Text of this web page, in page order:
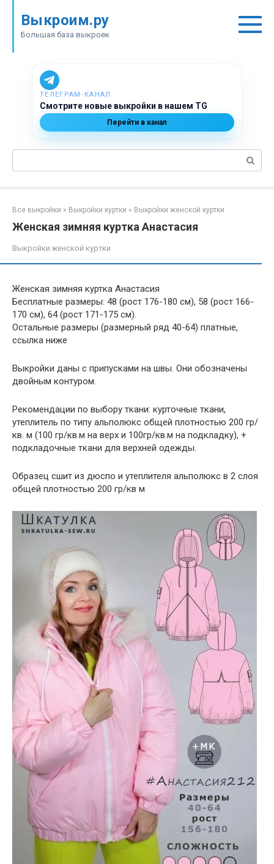
контенту
Выкроим.ру
Большая база выкроек
ТЕЛЕГРАМ‑КАНАЛ
Смотрите новые выкройки в нашем TG
Перейти в канал
Поиск:
Все выкройки » Выкройки куртки » Выкройки женской куртки
Женская зимняя куртка Анастасия
Выкройки женской куртки
Женская зимняя куртка Анастасия
Бесплатные размеры: 48 (рост 176-180 см), 58 (рост 166-
170 см), 64 (рост 171-175 см).
Остальные размеры (размерный ряд 40-64) платные,
ссылка ниже
Выкройки даны с припусками на швы. Они обозначены
двойным контуром.
Рекомендации по выбору ткани: курточные ткани,
утеплитель по типу альполюкс общей плотностью 200 гр/
кв. м (100 гр/кв.м на верх и 100гр/кв.м на подкладку), +
подкладочные ткани для верхней одежды.
Образец сшит из дюспо и утеплителя альполюкс в 2 слоя
общей плотностью 200 гр/кв м